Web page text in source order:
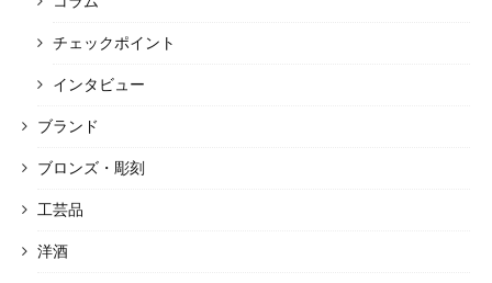
チェックポイント
インタビュー
ブランド
ブロンズ・彫刻
工芸品
洋酒